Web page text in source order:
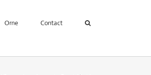
Orne Contact